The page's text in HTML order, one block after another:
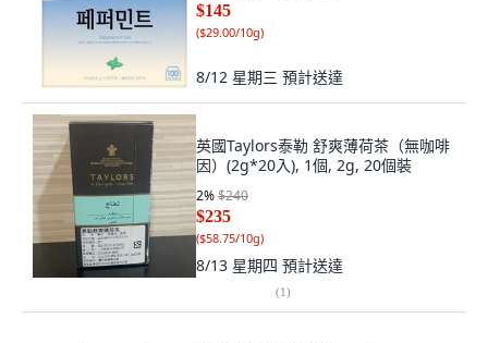
$145
($29.00/10g)
8/12 星期三 預計送達
英國Taylors泰勒 舒爽薄荷茶（無咖啡
因）(2g*20入), 1個, 2g, 20個裝
2%$240
$235
($58.75/10g)
8/13 星期四 預計送達
(1)